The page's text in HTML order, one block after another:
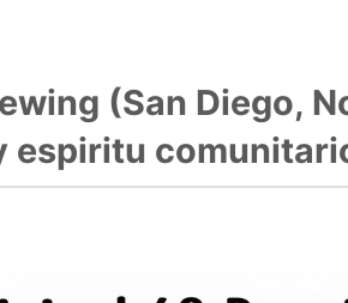
(San Diego,
espiritu